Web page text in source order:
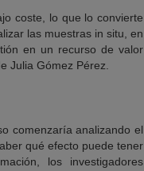
coste, lo que lo convierte
las muestras in situ, en
en un recurso de valor
Julia Gómez Pérez.
comenzaría analizando el
qué efecto puede tener
los investigadores